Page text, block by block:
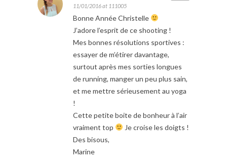
11/01/2016 at 111005
Bonne Année Christelle
J’adore l’esprit de ce shooting !
Mes bonnes résolutions sportives :
essayer de m’étirer davantage,
surtout après mes sorties longues
de running, manger un peu plus sain,
et me mettre sérieusement au yoga
!
Cette petite boite de bonheur à l’air
vraiment top
Je croise les doigts !
Des bisous,
Marine